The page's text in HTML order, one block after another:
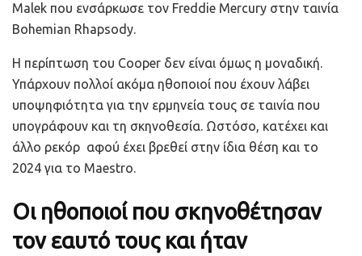
Malek που ενσάρκωσε τον Freddie Mercury στην ταινία
Bohemian Rhapsody.
Η περίπτωση του Cooper δεν είναι όμως η μοναδική.
Υπάρχουν πολλοί ακόμα ηθοποιοί που έχουν λάβει
υποψηφιότητα για την ερμηνεία τους σε ταινία που
υπογράφουν και τη σκηνοθεσία. Ωστόσο, κατέχει και
άλλο ρεκόρ αφού έχει βρεθεί στην ίδια θέση και το
2024 για το Maestro.
Οι ηθοποιοί που σκηνοθέτησαν
τον εαυτό τους και ήταν